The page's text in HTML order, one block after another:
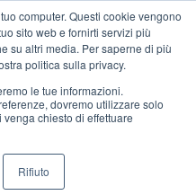
computer. Questi cookie vengono
sito web e fornirti servizi più
su altri media. Per saperne di più
politica sulla privacy.
le tue informazioni.
dovremo utilizzare solo
chiesto di effettuare
Rifiuto